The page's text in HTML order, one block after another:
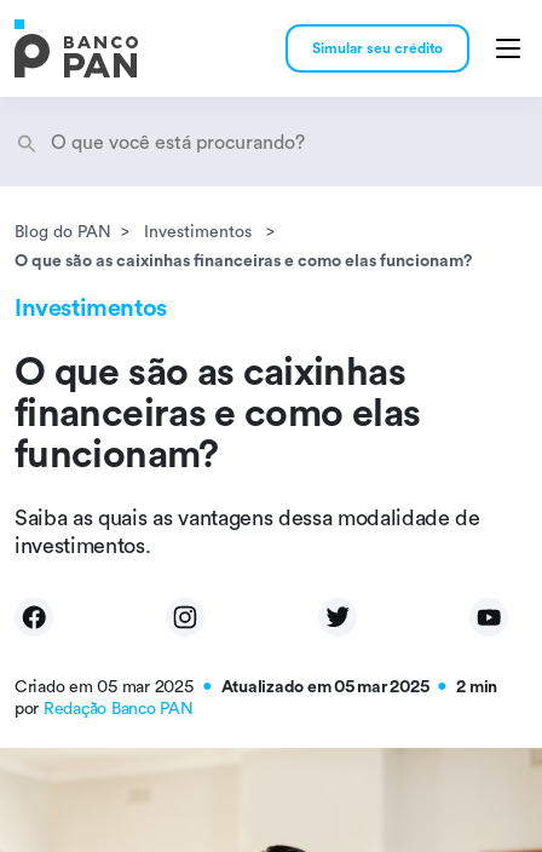
Simular seu crédito
Encontramosresultados
Blog do PAN
Investimentos
O que são as caixinhas financeiras e como elas funcionam?
Investimentos
O que são as caixinhas
financeiras e como elas
funcionam?
Saiba as quais as vantagens dessa modalidade de
investimentos.
Criado em 05 mar 2025 ● Atualizado em 05 mar 2025 ●
2 min
por Redação Banco PAN